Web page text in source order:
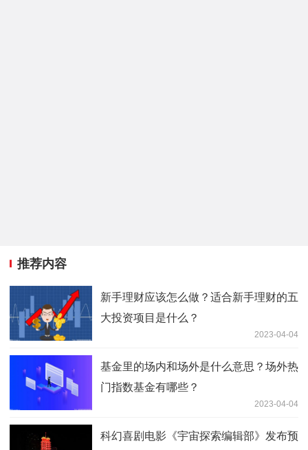
推荐内容
新手理财应该怎么做？适合新手理财的五
大投资项目是什么？
2023-04-04
基金里的场内和场外是什么意思？场外热
门指数基金有哪些？
2023-04-04
科幻喜剧电影《宇宙探索编辑部》发布预